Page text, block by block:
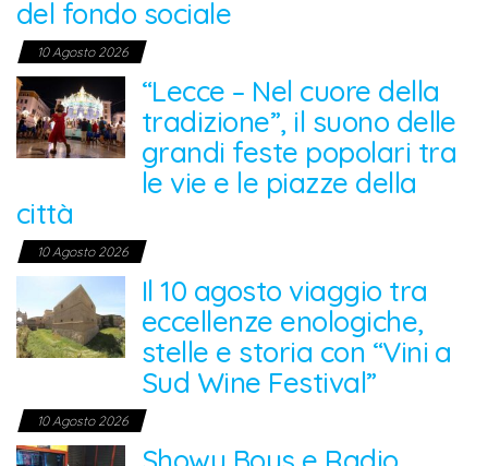
del fondo sociale
10 Agosto 2026
“Lecce – Nel cuore della
tradizione”, il suono delle
grandi feste popolari tra
le vie e le piazze della
città
10 Agosto 2026
Il 10 agosto viaggio tra
eccellenze enologiche,
stelle e storia con “Vini a
Sud Wine Festival”
10 Agosto 2026